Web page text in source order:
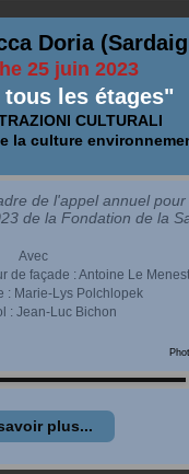
Doria
25 juin 2023
tous les étages"
CULTURALI
la culture
de l'appel annuel
de la Fondation de la
Avec
de façade : Antoine Le
: Marie-Lys Polchlopek
: Jean-Luc Bichon
plus...